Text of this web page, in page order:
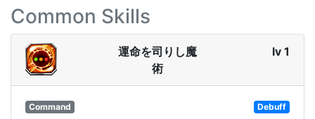
Common Skills
運命を司りし魔
術
lv 1
Command Debuff